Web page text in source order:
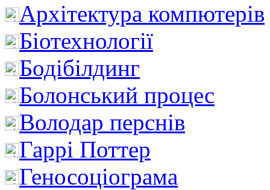
Архітектура компютерів
Біотехнології
Бодібілдинг
Болонський процес
Володар перснів
Гаррі Поттер
Геносоціограма